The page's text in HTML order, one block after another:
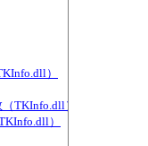
）
TKInfo.dll）
）